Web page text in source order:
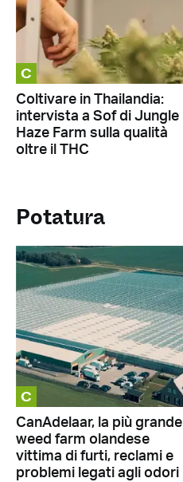
C
Coltivare in Thailandia:
intervista a Sof di Jungle
Haze Farm sulla qualità
oltre il THC
Potatura
C
CanAdelaar, la più grande
weed farm olandese
vittima di furti, reclami e
problemi legati agli odori